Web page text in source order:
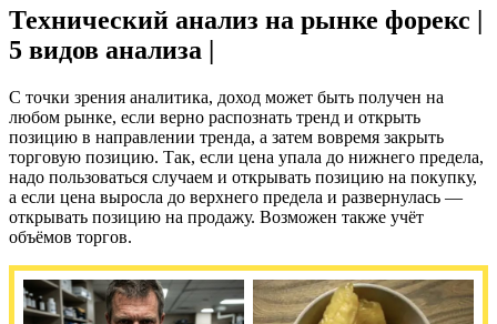
Технический анализ на рынке форекс |
5 видов анализа |
С точки зрения аналитика, доход может быть получен на
любом рынке, если верно распознать тренд и открыть
позицию в направлении тренда, а затем вовремя закрыть
торговую позицию. Так, если цена упала до нижнего предела,
надо пользоваться случаем и открывать позицию на покупку,
а если цена выросла до верхнего предела и развернулась —
открывать позицию на продажу. Возможен также учёт
объёмов торгов.